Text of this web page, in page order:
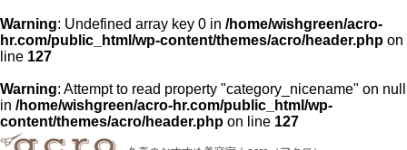
Warning: Undefined array key 0 in /home/wishgreen/acro-
hr.com/public_html/wp-content/themes/acro/header.php on
line 127
Warning: Attempt to read property "category_nicename" on null
in /home/wishgreen/acro-hr.com/public_html/wp-
content/themes/acro/header.php on line 127